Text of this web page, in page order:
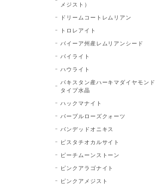
メジスト）
ドリームコートレムリアン
トロレアイト
バイーア州産レムリアンシード
パイライト
ハウライト
パキスタン産ハーキマダイヤモンド
タイプ水晶
ハックマナイト
パープルローズクォーツ
バンデッドオニキス
ピスタチオカルサイト
ピーチムーンストーン
ピンクアラゴナイト
ピンクアメジスト